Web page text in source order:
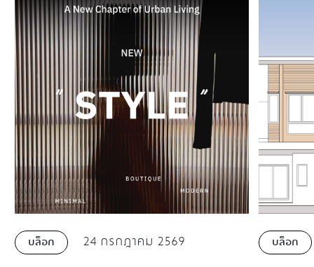
บล็อก 24 กรกฎาคม 2569 บล็อก